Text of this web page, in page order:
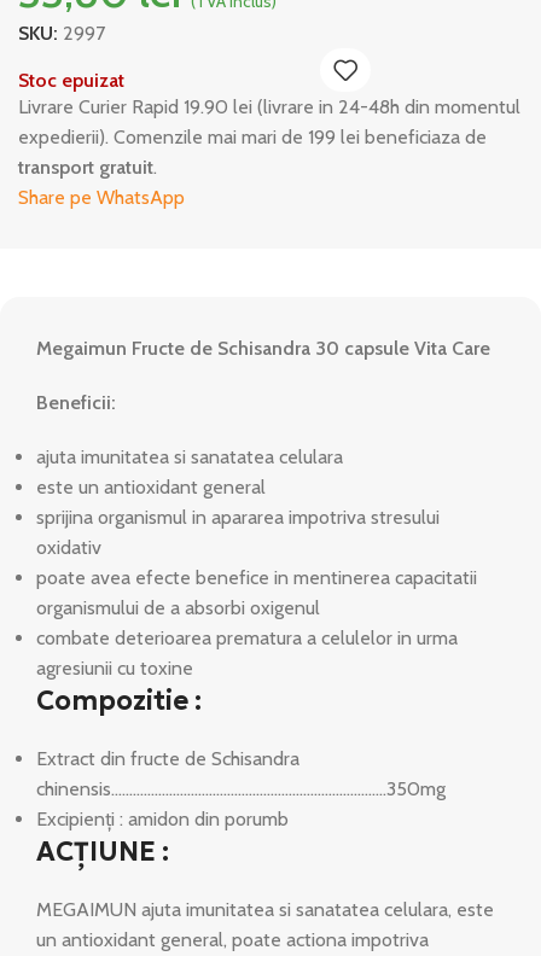
SKU: 2997
Stoc epuizat
Livrare Curier Rapid 19.90 lei (livrare in 24-48h din momentul
expedierii). Comenzile mai mari de 199 lei beneficiaza de
transport gratuit.
Share pe WhatsApp
Megaimun Fructe de Schisandra 30 capsule Vita Care
Beneficii:
ajuta imunitatea si sanatatea celulara
este un antioxidant general
sprijina organismul in apararea impotriva stresului
oxidativ
poate avea efecte benefice in mentinerea capacitatii
organismului de a absorbi oxigenul
combate deterioarea prematura a celulelor in urma
agresiunii cu toxine
Compozitie :
Extract din fructe de Schisandra
chinensis………………………………………………………………….350mg
Excipienţi : amidon din porumb
ACŢIUNE :
MEGAIMUN ajuta imunitatea si sanatatea celulara, este
un antioxidant general, poate actiona impotriva